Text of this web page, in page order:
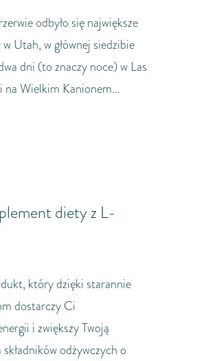
odbyło się największe
Utah, w głównej siedzibie
dni (to znaczy noce) w Las
Wielkim Kanionem...
diety z L-
który dzięki starannie
dostarczy Ci
i zwiększy Twoją
odżywczych o